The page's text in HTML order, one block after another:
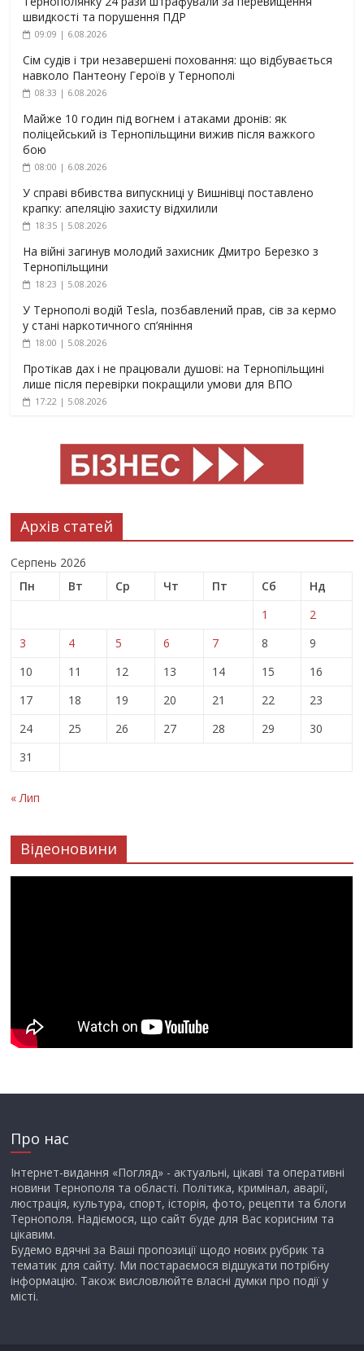
швидкості та порушення ПДР
09:09 | 6.08.2026
Сім судів і три незавершені поховання: що відбувається
навколо Пантеону Героїв у Тернополі
08:33 | 6.08.2026
Майже 10 годин під вогнем і атаками дронів: як
поліцейський із Тернопільщини вижив після важкого
бою
08:00 | 6.08.2026
У справі вбивства випускниці у Вишнівці поставлено
крапку: апеляцію захисту відхилили
18:35 | 5.08.2026
На війні загинув молодий захисник Дмитро Березко з
Тернопільщини
18:23 | 5.08.2026
У Тернополі водій Tesla, позбавлений прав, сів за кермо
у стані наркотичного сп’яніння
18:00 | 5.08.2026
Протікав дах і не працювали душові: на Тернопільщині
лише після перевірки покращили умови для ВПО
17:22 | 5.08.2026
Архів статей
Серпень 2026
Пн
Вт Ср Чт Пт Сб
Нд
1
2
3
4 5 6 7 8
9
10
11 12 13 14 15
16
17
18 19 20 21 22
23
24
25 26 27 28 29
30
31
« Лип
Відеоновини
Про нас
Інтернет-видання «Погляд» - актуальні, цікаві та оперативні
новини Тернополя та області. Політика, кримінал, аварії,
люстрація, культура, спорт, історія, фото, рецепти та блоги
Тернополя. Надіємося, що сайт буде для Вас корисним та
цікавим.
Будемо вдячні за Ваші пропозиції щодо нових рубрик та
тематик для сайту. Ми постараємося відшукати потрібну
інформацію. Також висловлюйте власні думки про події у
місті.